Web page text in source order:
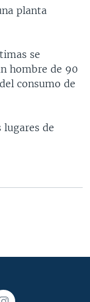
planta
se
hombre de 90
consumo de
de